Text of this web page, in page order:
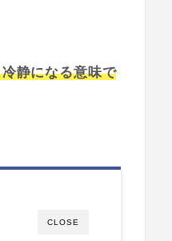
静になる意味で
CLOSE